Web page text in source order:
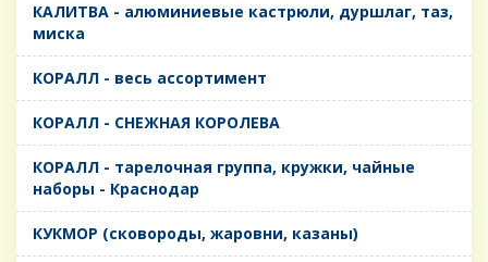
КАЛИТВА - алюминиевые кастрюли, дуршлаг, таз,
миска
КОРАЛЛ - весь ассортимент
КОРАЛЛ - СНЕЖНАЯ КОРОЛЕВА
КОРАЛЛ - тарелочная группа, кружки, чайные
наборы - Краснодар
КУКМОР (сковороды, жаровни, казаны)